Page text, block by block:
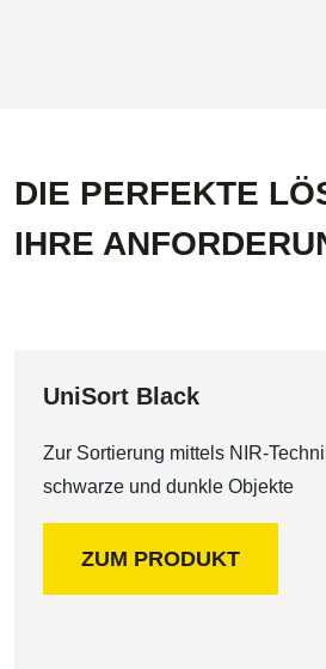
DIE PERFEKTE
IHRE
UniSort Black
Zur Sortierung mittels NIR-
schwarze und dunkle Objekte
ZUM PRODUKT